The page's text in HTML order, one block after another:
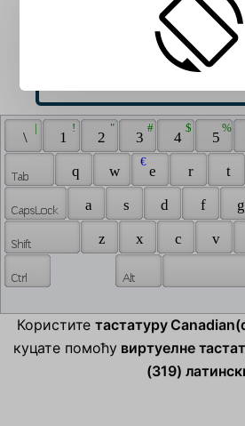
\
|
1
!
2
"
3
#
4
$
5
%
q w e
€
r t
a
s d f g
z
x c v
Користитетастатуру
куцате помоћу виртуелне
(319)